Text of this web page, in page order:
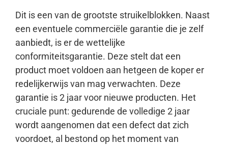
Dit is een van de grootste struikelblokken. Naast
een eventuele commerciële garantie die je zelf
aanbiedt, is er de wettelijke
conformiteitsgarantie. Deze stelt dat een
product moet voldoen aan hetgeen de koper er
redelijkerwijs van mag verwachten. Deze
garantie is 2 jaar voor nieuwe producten. Het
cruciale punt: gedurende de volledige 2 jaar
wordt aangenomen dat een defect dat zich
voordoet, al bestond op het moment van